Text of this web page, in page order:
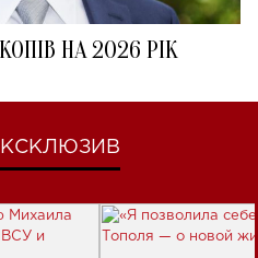
НА 2026 РІК